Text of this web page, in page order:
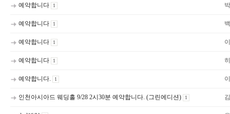
예약합니다 1
예약합니다 1
예약합니다 1
예약합니다 1
예약합니다. 1
인천아시아드 웨딩홀 9/28 2시30분 예약합니다. (그린에디션) 1